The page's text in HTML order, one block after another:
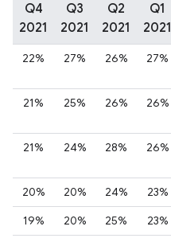
Q1
2021
Q2
2021
Q3
2021
Q4
2021
27%
26%
27%
22%
26%
26%
25%
21%
26%
28%
24%
21%
23%
24%
20%
20%
23%
25%
20%
19%